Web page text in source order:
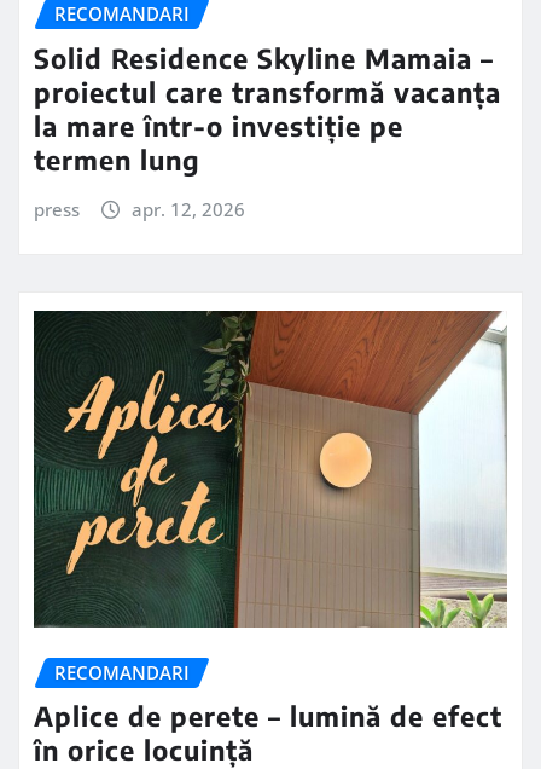
RECOMANDARI
Solid Residence Skyline Mamaia –
proiectul care transformă vacanța
la mare într-o investiție pe
termen lung
press apr. 12, 2026
RECOMANDARI
Aplice de perete – lumină de efect
în orice locuință